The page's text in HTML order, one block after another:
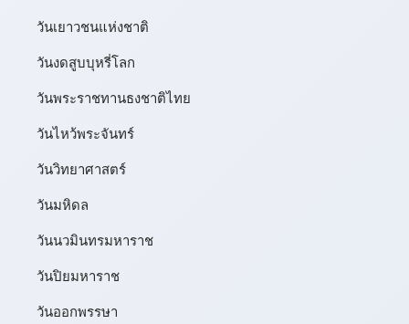
วันเยาวชนแห่งชาติ
วันงดสูบบุหรี่โลก
วันพระราชทานธงชาติไทย
วันไหว้พระจันทร์​
วันวิทยาศาสตร์
วันมหิดล
วันนวมินทรมหาราช
วันปิยมหาราช
วันออกพรรษา